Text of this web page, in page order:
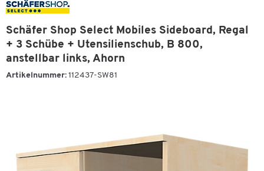
Schäfer Shop Select Mobiles Sideboard, Regal
+ 3 Schübe + Utensilienschub, B 800,
anstellbar links, Ahorn
Artikelnummer: 112437-SW81